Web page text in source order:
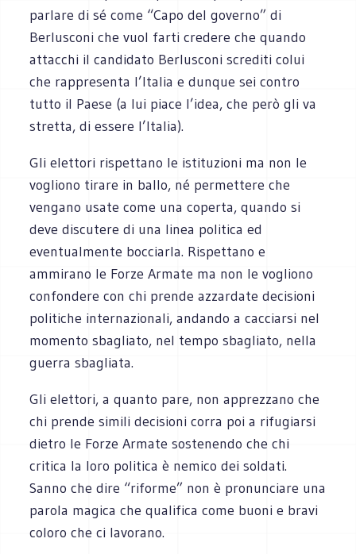
parlare di sé come “Capo del governo” di
Berlusconi che vuol farti credere che quando
attacchi il candidato Berlusconi screditi colui
che rappresenta l’Italia e dunque sei contro
tutto il Paese (a lui piace l’idea, che però gli va
stretta, di essere l’Italia).
Gli elettori rispettano le istituzioni ma non le
vogliono tirare in ballo, né permettere che
vengano usate come una coperta, quando si
deve discutere di una linea politica ed
eventualmente bocciarla. Rispettano e
ammirano le Forze Armate ma non le vogliono
confondere con chi prende azzardate decisioni
politiche internazionali, andando a cacciarsi nel
momento sbagliato, nel tempo sbagliato, nella
guerra sbagliata.
Gli elettori, a quanto pare, non apprezzano che
chi prende simili decisioni corra poi a rifugiarsi
dietro le Forze Armate sostenendo che chi
critica la loro politica è nemico dei soldati.
Sanno che dire “riforme” non è pronunciare una
parola magica che qualifica come buoni e bravi
coloro che ci lavorano.